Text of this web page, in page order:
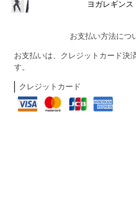
ヨガレギンス
お支払い方法につ
お支払いは、クレジットカード決
す。
クレジットカード